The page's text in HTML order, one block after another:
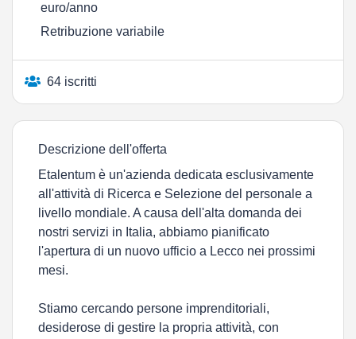
euro/anno
Retribuzione variabile
64 iscritti
Descrizione dell'offerta
Etalentum è un'azienda dedicata esclusivamente
all'attività di Ricerca e Selezione del personale a
livello mondiale. A causa dell'alta domanda dei
nostri servizi in Italia, abbiamo pianificato
l'apertura di un nuovo ufficio a Lecco nei prossimi
mesi.
Stiamo cercando persone imprenditoriali,
desiderose di gestire la propria attività, con